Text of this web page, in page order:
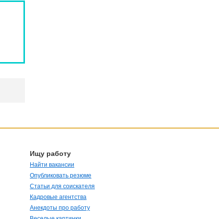
Ищу работу
Найти вакансии
Опубликовать резюме
Статьи для соискателя
Кадровые агентства
Анекдоты про работу